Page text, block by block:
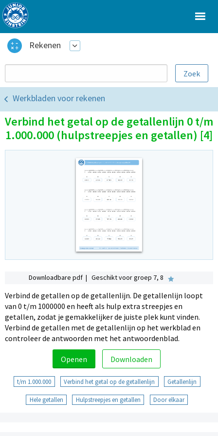
Rekenen
Werkbladen voor rekenen
Verbind het getal op de getallenlijn 0 t/m
1.000.000 (hulpstreepjes en getallen) [4]
Downloadbare pdf | Geschikt voor groep 7, 8
Verbind de getallen op de getallenlijn. De getallenlijn loopt
van 0 t/m 1000000 en heeft als hulp extra streepjes en
getallen, zodat je gemakkelijker de juiste plek kunt vinden.
Verbind de getallen met de getallenlijn op het werkblad en
controleer de antwoorden met het antwoordenblad.
Openen Downloaden
t/m 1.000.000 Verbind het getal op de getallenlijn Getallenlijn
Hele getallen Hulpstreepjes en getallen Door elkaar